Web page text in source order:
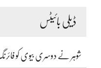
ڈیلی بائیٹس
شوہر نے دوسری بیوی کو